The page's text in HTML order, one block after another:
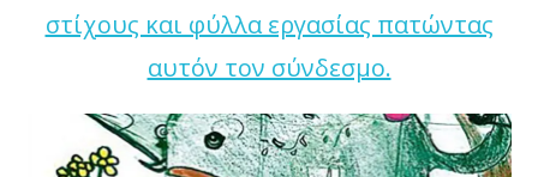
στίχους και φύλλα εργασίας πατώντας
αυτόν τον σύνδεσμο.